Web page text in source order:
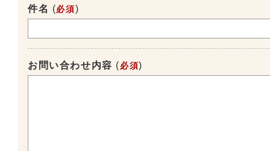
件名 (必須)
お問い合わせ内容 ( 必須)